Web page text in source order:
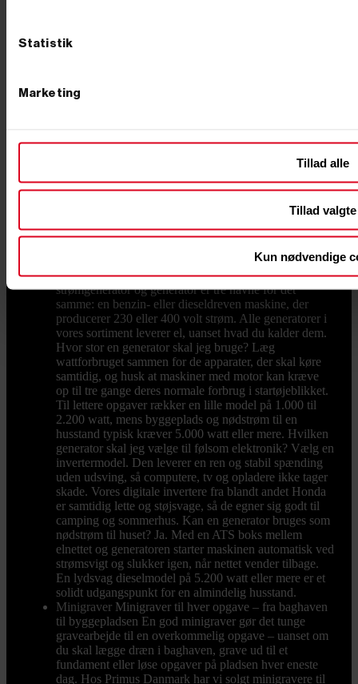
Statistik
Marketing
Tillad alle
Tillad valgte
Kun nødvendige
nødstrømsanlæg, hvor generator og automatik er tænkt
af generatortilbehør, så din maskine er klar, hver gang
du får brug for den. Køb din generator hos Primus
generatorerne i vareudstillingen, før du beslutter dig. Vi
importerer direkte fra fabrikanterne, så du får kvalitet til
på hverdage inden kl. 12.00, sender vi som
udgangspunkt samme dag. Har du spørgsmål til valg af
model, størrelse eller nødstrøm, sidder vores danske
kundeservice klar med rådgivning før købet. Ring til os
spørgsmål om generatorer Hvad er forskellen på en
generator og en elgenerator? Ingen. Elgenerator,
strømgenerator og generator er tre navne for det
samme: en benzin- eller dieseldreven maskine, der
producerer 230 eller 400 volt strøm. Alle generatorer i
vores sortiment leverer el, uanset hvad du kalder dem.
Hvor stor en generator skal jeg bruge? Læg
wattforbruget sammen for de apparater, der skal køre
samtidig, og husk at maskiner med motor kan kræve
op til tre gange deres normale forbrug i startøjeblikket.
Til lettere opgaver rækker en lille model på 1.000 til
2.200 watt, mens byggeplads og nødstrøm til en
husstand typisk kræver 5.000 watt eller mere. Hvilken
generator skal jeg vælge til følsom elektronik? Vælg en
invertermodel. Den leverer en ren og stabil spænding
uden udsving, så computere, tv og opladere ikke tager
skade. Vores digitale invertere fra blandt andet Honda
er samtidig lette og støjsvage, så de egner sig godt til
camping og sommerhus. Kan en generator bruges som
nødstrøm til huset? Ja. Med en ATS boks mellem
elnettet og generatoren starter maskinen automatisk ved
strømsvigt og slukker igen, når nettet vender tilbage.
En lydsvag dieselmodel på 5.200 watt eller mere er et
solidt udgangspunkt for en almindelig husstand.
Minigraver Minigraver til hver opgave – fra baghaven
til byggepladsen En god minigraver gør det tunge
gravearbejde til en overkommelig opgave – uanset om
du skal lægge dræn i baghaven, grave ud til et
fundament eller løse opgaver på pladsen hver eneste
dag. Hos Primus Danmark har vi solgt minigravere til